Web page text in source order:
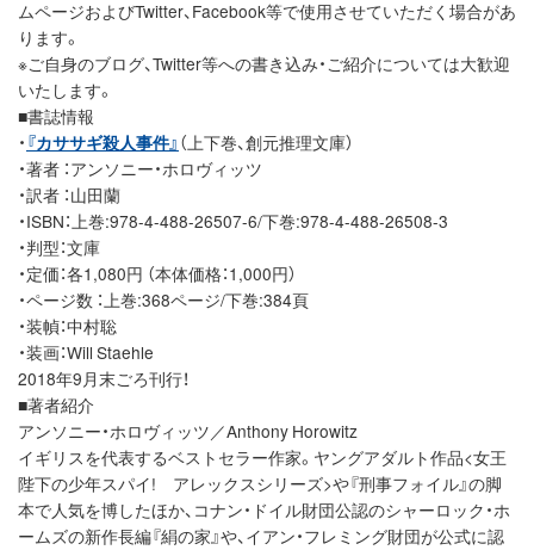
ムページおよびTwitter、Facebook等で使用させていただく場合があ
ります。
※ご自身のブログ、Twitter等への書き込み・ご紹介については大歓迎
いたします。
■書誌情報
・ 『カササギ殺人事件』 （上下巻、創元推理文庫）
・著者 ：アンソニー・ホロヴィッツ
・訳者 ：山田蘭
・ISBN：上巻:978-4-488-26507-6/下巻:978-4-488-26508-3
・判型：文庫
・定価：各1,080円 （本体価格：1,000円）
・ページ数 ：上巻:368ページ/下巻:384頁
・装幀：中村聡
・装画：Will Staehle
2018年9月末ごろ刊行！
■著者紹介
アンソニー・ホロヴィッツ／Anthony Horowitz
イギリスを代表するベストセラー作家。ヤングアダルト作品<女王
陛下の少年スパイ! アレックスシリーズ>や『刑事フォイル』の脚
本で人気を博したほか、コナン・ドイル財団公認のシャーロック・ホ
ームズの新作長編『絹の家』や、イアン・フレミング財団が公式に認